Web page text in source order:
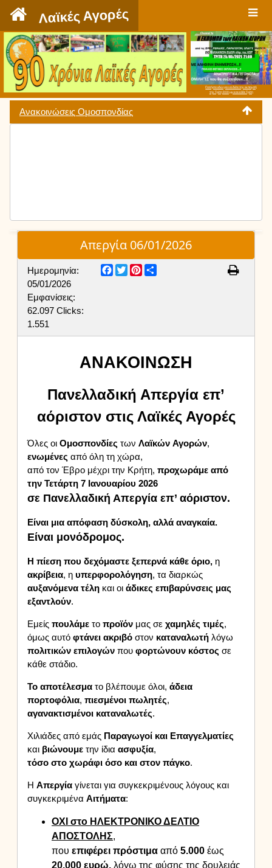
Λαϊκές Αγορές
Πατήστε εδώ για να δείτε την εκπομπή
την Τρίτη 9:00 μμ και κάθε Τρίτη
Ανακοινώσεις Ομοσπονδίας
Απεργία 06/01/2026
Ημερομηνία:
05/01/2026
Εμφανίσεις:
62.097 Clicks:
1.551
Facebook
TwitterPinterest
ΑΝΑΚΟΙΝΩΣΗ
Πανελλαδική Απεργία επ’
αόριστον στις Λαϊκές Αγορές
Όλες οι Ομοσπονδίες των Λαϊκών Αγορών,
ενωμένες από όλη τη χώρα,
από τον Έβρο μέχρι την Κρήτη, προχωράμε από
την Τετάρτη 7 Ιανουαρίου 2026
σε Πανελλαδική Απεργία επ’ αόριστον.
Είναι μια απόφαση δύσκολη, αλλά αναγκαία.
Είναι μονόδρομος.
Η πίεση που δεχόμαστε ξεπερνά κάθε όριο, η
ακρίβεια, η υπερφορολόγηση, τα διαρκώς
αυξανόμενα τέλη και οι άδικες επιβαρύνσεις μας
εξαντλούν.
Εμείς πουλάμε το προϊόν μας σε χαμηλές τιμές,
όμως αυτό φτάνει ακριβό στον καταναλωτή λόγω
πολιτικών επιλογών που φορτώνουν κόστος σε
κάθε στάδιο.
Το αποτέλεσμα το βλέπουμε όλοι, άδεια
πορτοφόλια, πιεσμένοι πωλητές,
αγανακτισμένοι καταναλωτές.
Χιλιάδες από εμάς Παραγωγοί και Επαγγελματίες
και βιώνουμε την ίδια ασφυξία,
τόσο στο χωράφι όσο και στον πάγκο.
Η Απεργία γίνεται για συγκεκριμένους λόγους και
συγκεκριμένα Αιτήματα:
ΟΧΙ στο ΗΛΕΚΤΡΟΝΙΚΟ ΔΕΛΤΙΟ
ΑΠΟΣΤΟΛΗΣ,
που επιφέρει πρόστιμα από 5.000 έως
20.000 ευρώ, λόγω της φύσης της δουλειάς